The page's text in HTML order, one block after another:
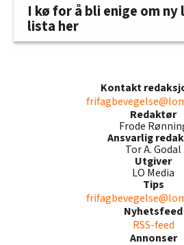
I kø for å bli enige om ny
lista her
Kontakt
Redaktør
Frode
Ansvarlig
Tor A. Godal
Utgiver
LO Media
Tips
Nyhetsfeed
RSS-feed
Annonser